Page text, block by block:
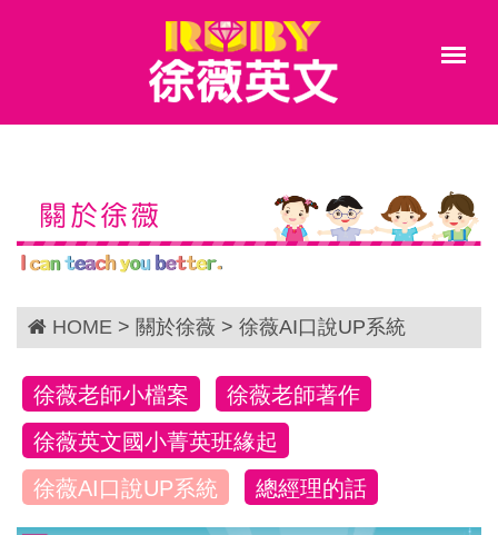
關於徐薇
HOME > 關於徐薇 > 徐薇AI口說UP系統
徐薇老師小檔案
徐薇老師著作
徐薇英文國小菁英班緣起
徐薇AI口說UP系統
總經理的話